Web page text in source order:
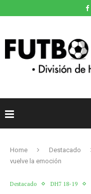
Home Destacado
vuelve la emoción
Destacado DH7 18-19